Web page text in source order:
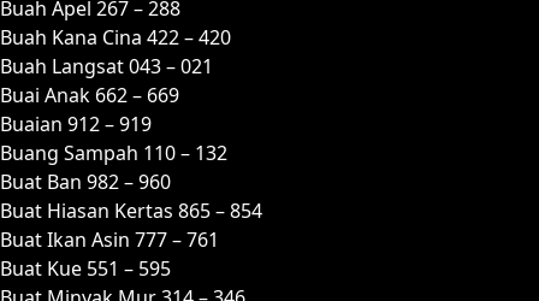
Buah Apel 267 – 288
Buah Kana Cina 422 – 420
Buah Langsat 043 – 021
Buai Anak 662 – 669
Buaian 912 – 919
Buang Sampah 110 – 132
Buat Ban 982 – 960
Buat Hiasan Kertas 865 – 854
Buat Ikan Asin 777 – 761
Buat Kue 551 – 595